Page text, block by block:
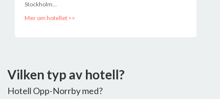
Stockholm...
Mer om hotellet >>
Vilken typ av hotell?
Hotell Opp-Norrby med?